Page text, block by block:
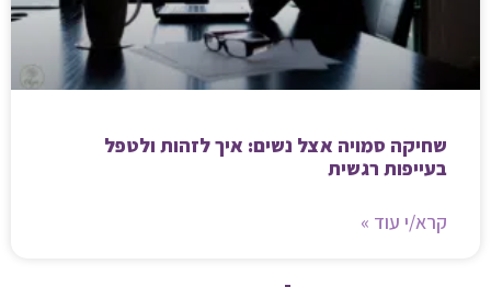
שחיקה סמויה אצל נשים: איך לזהות ולטפל
בעייפות רגשית
קרא/י עוד »